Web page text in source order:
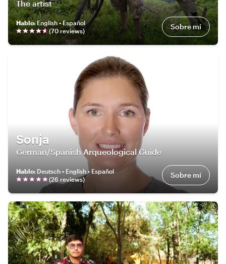
The artist
Hablo:English • Español
(70 reviews) Sobre mí
Sonja
German/Spanish Arqueological Guide
Hablo: Deutsch • English • Español
(26 reviews) Sobre mí